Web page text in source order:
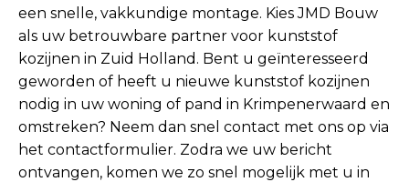
een snelle, vakkundige montage. Kies JMD Bouw
als uw betrouwbare partner voor kunststof
kozijnen in Zuid Holland. Bent u geïnteresseerd
geworden of heeft u nieuwe kunststof kozijnen
nodig in uw woning of pand in Krimpenerwaard en
omstreken? Neem dan snel contact met ons op via
het contactformulier. Zodra we uw bericht
ontvangen, komen we zo snel mogelijk met u in